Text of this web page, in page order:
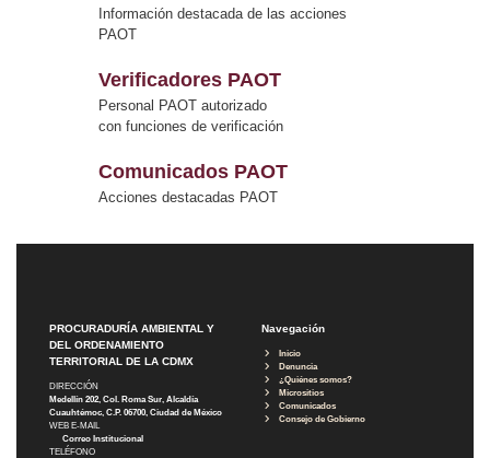
Información destacada de las acciones
PAOT
Verificadores PAOT
Personal PAOT autorizado
con funciones de verificación
Comunicados PAOT
Acciones destacadas PAOT
PROCURADURÍA AMBIENTAL Y
DEL ORDENAMIENTO
TERRITORIAL DE LA CDMX
DIRECCIÓN
Medellín 202, Col. Roma Sur, Alcaldía
Cuauhtémoc, C.P. 06700, Ciudad de México
WEB E-MAIL
Correo Institucional
TELÉFONO
Navegación
Inicio
Denuncia
¿Quiénes somos?
Micrositios
Comunicados
Consejo de Gobierno